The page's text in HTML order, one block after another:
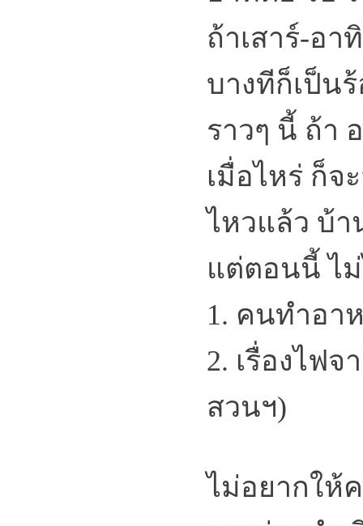
ถ้าเสาร์-อ
บางทีก็เป็น
ราวๆ นี้ ถ้า
เมื่อไหร่ ก็
ไหวแล้ว บ้า
แต่ตอนนี้ ไม่
1. คนทำอา
2. เรื่องไฟ
สวนฯ)
ไม่อยากให้